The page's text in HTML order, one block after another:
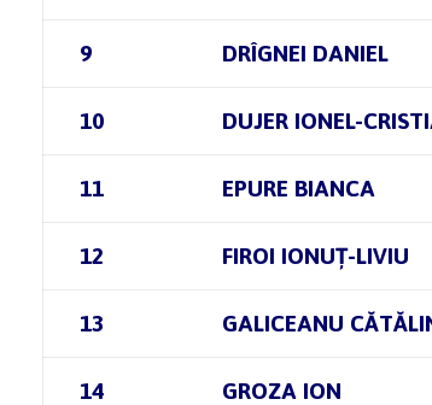
9 DRÎGNEI DANIEL
10 DUJER IONEL-
11 EPURE BIANCA
12 FIROI IONUȚ-LIVIU
13 GALICEANU
14 GROZA ION